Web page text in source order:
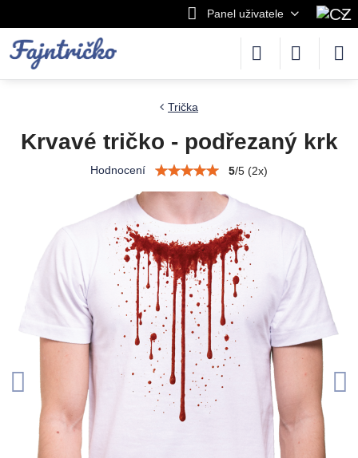
Panel uživatele
Trička
Krvavé tričko - podřezaný krk
Hodnocení 5/5 (2x)